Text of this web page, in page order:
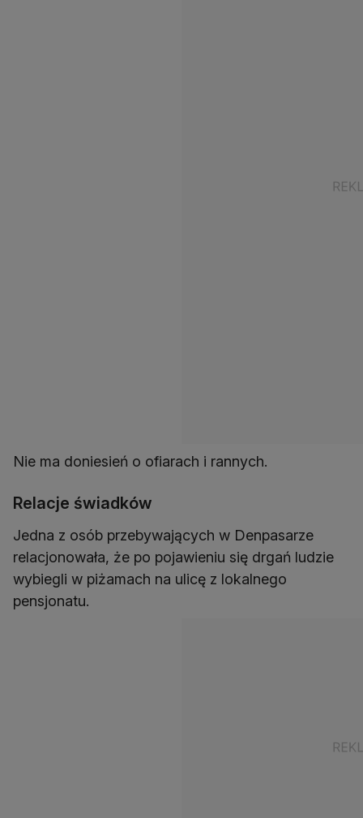
Nie ma doniesień o ofiarach i rannych.
Relacje świadków
Jedna z osób przebywających w Denpasarze
relacjonowała, że po pojawieniu się drgań ludzie
wybiegli w piżamach na ulicę z lokalnego
pensjonatu.